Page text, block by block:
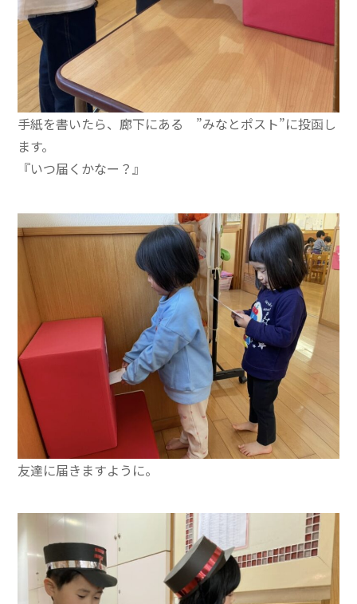
手紙を書いたら、廊下にある ”みなとポスト”に投函し
ます。
『いつ届くかなー？』
友達に届きますように。